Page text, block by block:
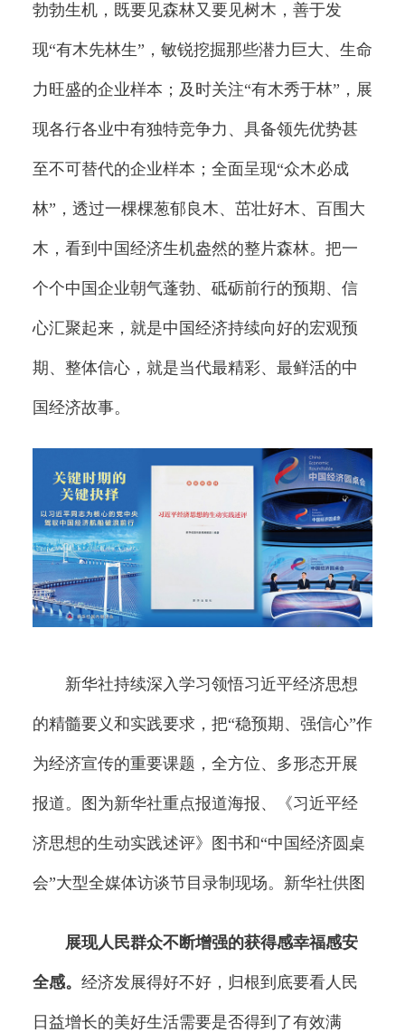
勃勃生机，既要见森林又要见树木，善于发
现“有木先林生”，敏锐挖掘那些潜力巨大、生命
力旺盛的企业样本；及时关注“有木秀于林”，展
现各行各业中有独特竞争力、具备领先优势甚
至不可替代的企业样本；全面呈现“众木必成
林”，透过一棵棵葱郁良木、茁壮好木、百围大
木，看到中国经济生机盎然的整片森林。把一
个个中国企业朝气蓬勃、砥砺前行的预期、信
心汇聚起来，就是中国经济持续向好的宏观预
期、整体信心，就是当代最精彩、最鲜活的中
国经济故事。
新华社持续深入学习领悟习近平经济思想
的精髓要义和实践要求，把“稳预期、强信心”作
为经济宣传的重要课题，全方位、多形态开展
报道。图为新华社重点报道海报、《习近平经
济思想的生动实践述评》图书和“中国经济圆桌
会”大型全媒体访谈节目录制现场。新华社供图
展现人民群众不断增强的获得感幸福感安
全感。 经济发展得好不好，归根到底要看人民
日益增长的美好生活需要是否得到了有效满